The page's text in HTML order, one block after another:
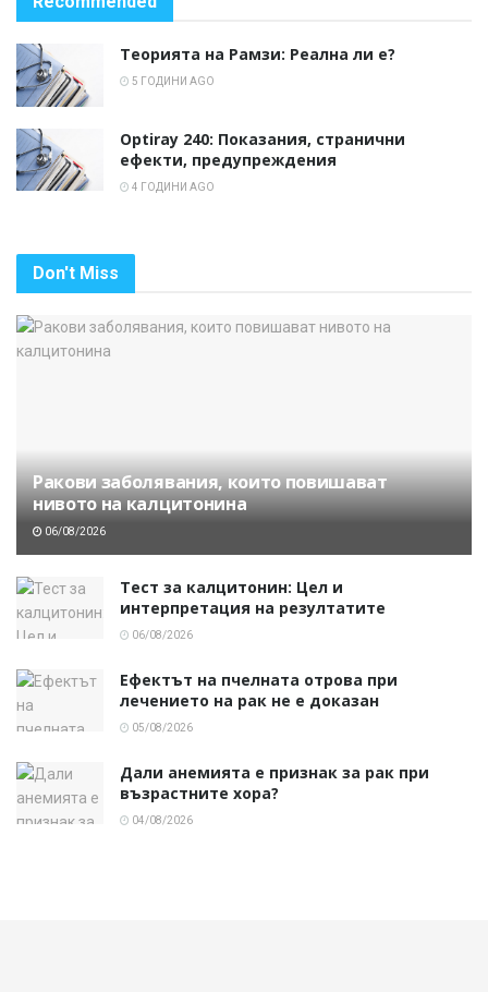
Теорията на Рамзи: Реална ли е?
5 ГОДИНИ AGO
Optiray 240: Показания, странични
ефекти, предупреждения
4 ГОДИНИ AGO
Don't Miss
Ракови заболявания, които повишават
нивото на калцитонина
06/08/2026
Тест за калцитонин: Цел и
интерпретация на резултатите
06/08/2026
Ефектът на пчелната отрова при
лечението на рак не е доказан
05/08/2026
Дали анемията е признак за рак при
възрастните хора?
04/08/2026